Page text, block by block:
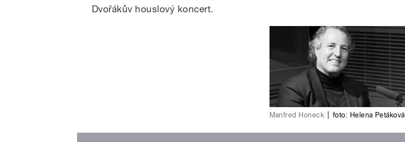
Dvořákův houslový koncert.
Manfred Honeck foto: Helena Petáková